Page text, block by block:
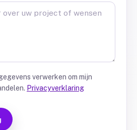
verwerken om mijn
Privacyverklaring